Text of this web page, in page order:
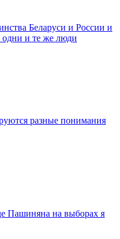
Беларуси и России и
одни и те же люди
разные понимания
Пашиняна на выборах я